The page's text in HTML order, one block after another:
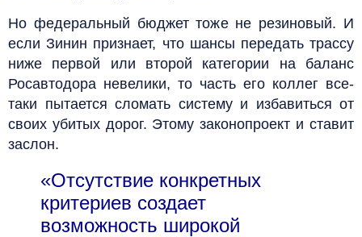
Но федеральный бюджет тоже не резиновый. И
если Зинин признает, что шансы передать трассу
ниже первой или второй категории на баланс
Росавтодора невелики, то часть его коллег все-
таки пытается сломать систему и избавиться от
своих убитых дорог. Этому законопроект и ставит
заслон.
«Отсутствие конкретных
критериев создает
возможность широкой